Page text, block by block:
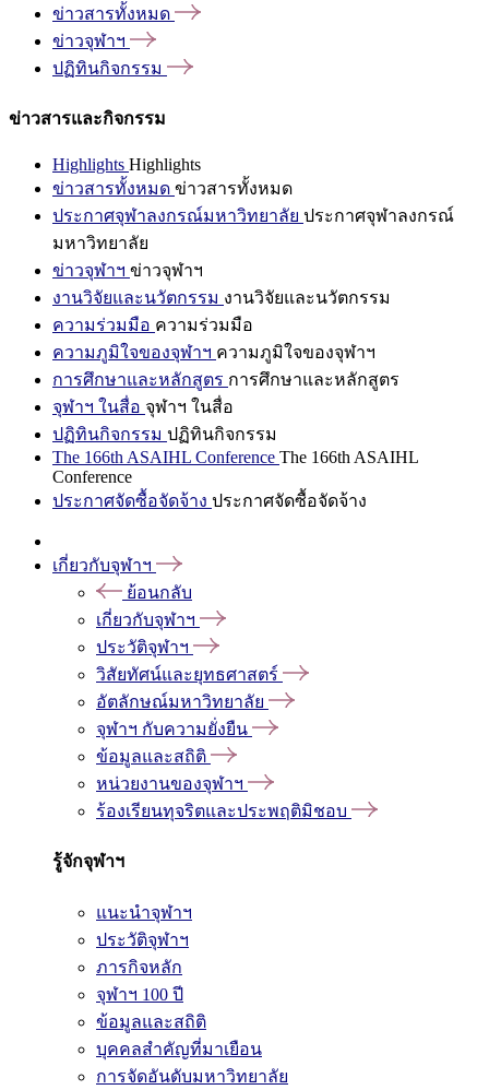
ข่าวสารทั้งหมด
ข่าวจุฬาฯ
ปฏิทินกิจกรรม
ข่าวสารและกิจกรรม
Highlights Highlights
ข่าวสารทั้งหมด ข่าวสารทั้งหมด
ประกาศจุฬาลงกรณ์มหาวิทยาลัย ประกาศจุฬาลงกรณ์
มหาวิทยาลัย
ข่าวจุฬาฯ ข่าวจุฬาฯ
งานวิจัยและนวัตกรรม งานวิจัยและนวัตกรรม
ความร่วมมือ ความร่วมมือ
ความภูมิใจของจุฬาฯ ความภูมิใจของจุฬาฯ
การศึกษาและหลักสูตร การศึกษาและหลักสูตร
จุฬาฯ ในสื่อ จุฬาฯ ในสื่อ
ปฏิทินกิจกรรม ปฏิทินกิจกรรม
The 166th ASAIHL Conference The 166th ASAIHL
Conference
ประกาศจัดซื้อจัดจ้าง ประกาศจัดซื้อจัดจ้าง
เกี่ยวกับจุฬาฯ
ย้อนกลับ
เกี่ยวกับจุฬาฯ
ประวัติจุฬาฯ
วิสัยทัศน์และยุทธศาสตร์
อัตลักษณ์มหาวิทยาลัย
จุฬาฯ กับความยั่งยืน
ข้อมูลและสถิติ
หน่วยงานของจุฬาฯ
ร้องเรียนทุจริตและประพฤติมิชอบ
รู้จักจุฬาฯ
แนะนำจุฬาฯ
ประวัติจุฬาฯ
ภารกิจหลัก
จุฬาฯ 100 ปี
ข้อมูลและสถิติ
บุคคลสำคัญที่มาเยือน
การจัดอันดับมหาวิทยาลัย